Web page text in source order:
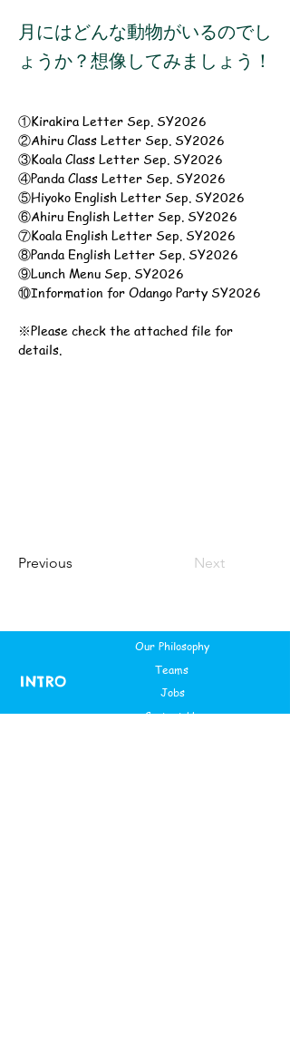
月にはどんな動物がいるのでし
ょうか？想像してみましょう！
Previous Next
①Kirakira Letter Sep. SY2026
②Ahiru Class Letter Sep. SY2026
③Koala Class Letter Sep. SY2026
④Panda Class Letter Sep. SY2026
⑤Hiyoko English Letter Sep. SY2026
⑥Ahiru English Letter Sep. SY2026
⑦Koala English Letter Sep. SY2026
⑧Panda English Letter Sep. SY2026
⑨Lunch Menu Sep. SY2026
⑩Information for Odango Party SY2026
※Please check the attached file for
details.
Our Philosophy
INTRO
Teams
Jobs
Contact Us